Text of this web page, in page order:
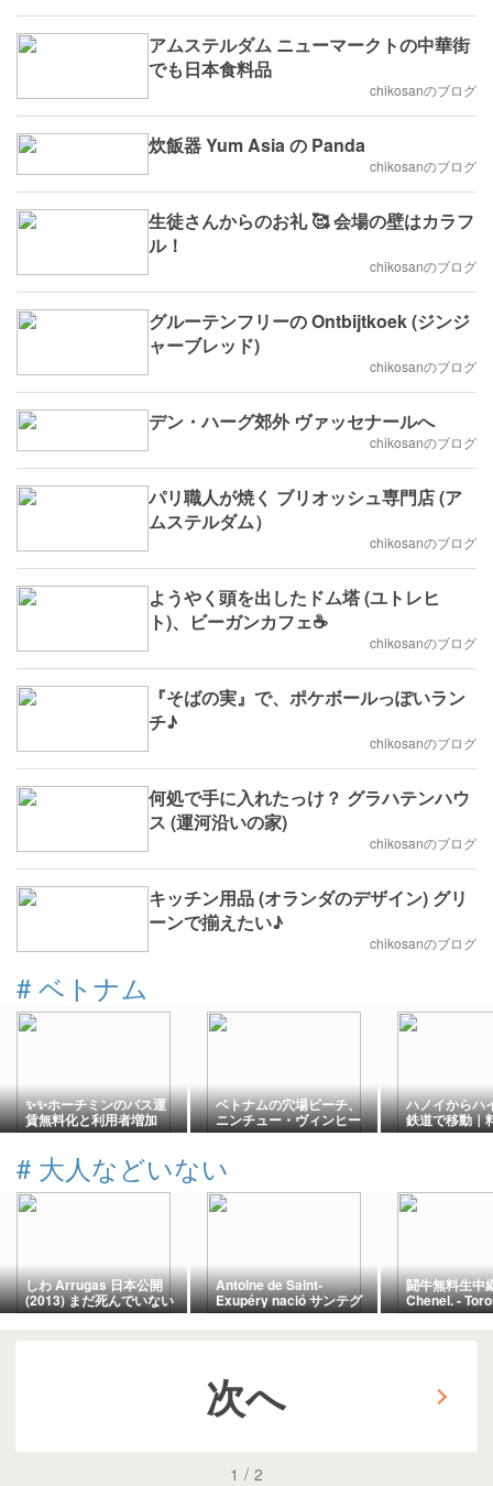
アムステルダム ニューマークトの中華街
でも日本食料品
chikosanのブログ
炊飯器 Yum Asia の Panda
chikosanのブログ
生徒さんからのお礼 🥰 会場の壁はカラフ
ル！
chikosanのブログ
グルーテンフリーの Ontbijtkoek (ジンジ
ャーブレッド)
chikosanのブログ
デン・ハーグ郊外 ヴァッセナールへ
chikosanのブログ
パリ職人が焼く ブリオッシュ専門店 (ア
ムステルダム）
chikosanのブログ
ようやく頭を出したドム塔 (ユトレヒ
ト)、ビーガンカフェ☕️
chikosanのブログ
『そばの実』で、ポケボールっぽいラン
チ♪
chikosanのブログ
何処で手に入れたっけ？ グラハテンハウ
ス (運河沿いの家)
chikosanのブログ
キッチン用品 (オランダのデザイン) グリ
ーンで揃えたい♪
chikosanのブログ
# ベトナム
✨✨ホーチミンのバス運
賃無料化と利用者増加
😊!!。
ベトナムの穴場ビーチ、
ニンチュー・ヴィンヒー
湾で見た透明度抜群の海
ハノイからハ
鉄道で移動｜
表・車内・乗
# 大人などいない
しわ Arrugas 日本公開
(2013) まだ死んでいない
Todavìa no estoy
muerto / La señorita
Oyu (1951 お遊さま) El
y lo que dejaron atrás /
Antoine de Saint-
Exupéry nació サンテグ
ジュペリ誕生 サンテック
ス (1900 ４日後) /
Romanza en alta mar 洋
on the High Seas (1948
hoy o mañana NYC) / 兼
高かおる世界の旅 1967
サイパンとグアム /
闘牛無料生中
Chenel. -
San Martín de
Valdeiglesias
Moby Dick,
Cézanne y
と過ごした
Français au
次へ
1 / 2